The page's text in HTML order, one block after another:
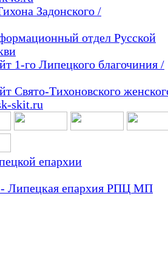
епархии
- Липецкая епархия РПЦ МП